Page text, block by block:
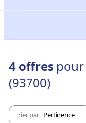
4 offres
(93700)
Trier par Pertinence